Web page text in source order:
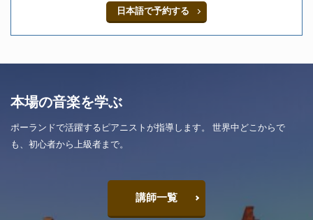
日本語で予約する
本場の音楽を学ぶ
ポーランドで活躍するピアニストが指導します。 世界中どこからで
も、初心者から上級者まで。
講師一覧